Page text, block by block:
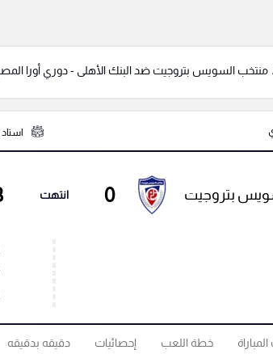
منتخب السويس بتروجيت ضد البنك الأهلى - دوري أورا
بتروجيت 0 انتهت
خطة اللعب إحصائيات دقيقه بدقيقه